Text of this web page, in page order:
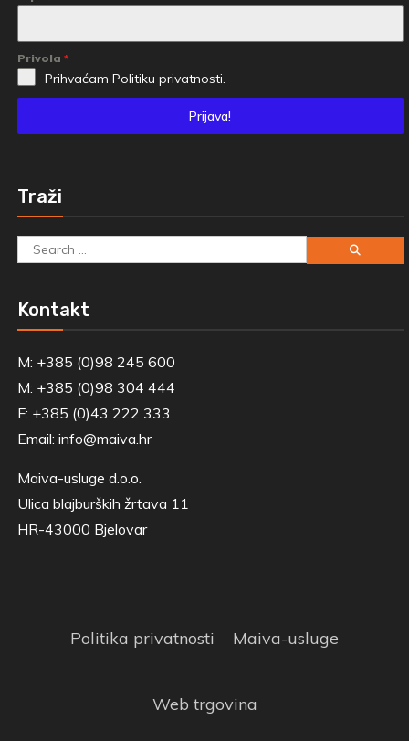
Privola *
Prihvaćam Politiku privatnosti.
Prijava!
Traži
Search
Kontakt
M: +385 (0)98 245 600
M: +385 (0)98 304 444
F: +385 (0)43 222 333
Email: info@maiva.hr
Maiva-usluge d.o.o.
Ulica blajburških žrtava 11
HR-43000 Bjelovar
Politika privatnosti Maiva-usluge
Web trgovina